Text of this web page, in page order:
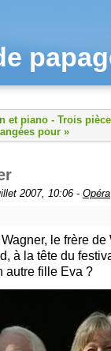
et piano - Trois
pour »
2007, 10:06 - Opéra
le frère de
à la tête du
autre fille Eva ?